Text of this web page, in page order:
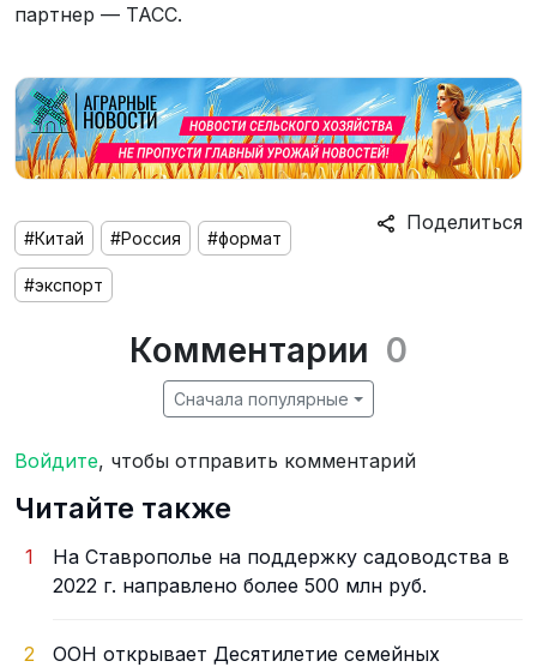
партнер — ТАСС.
Поделиться
#Китай #Россия #формат
#экспорт
Комментарии 0
Сначала популярные
Войдите, чтобы отправить комментарий
Читайте также
1
На Ставрополье на поддержку садоводства в
2022 г. направлено более 500 млн руб.
2
ООН открывает Десятилетие семейных